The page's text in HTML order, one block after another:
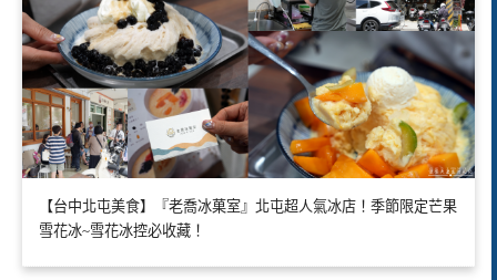
【台中北屯美食】『老喬冰菓室』北屯超人氣冰店！季節限定芒果
雪花冰~雪花冰控必收藏！